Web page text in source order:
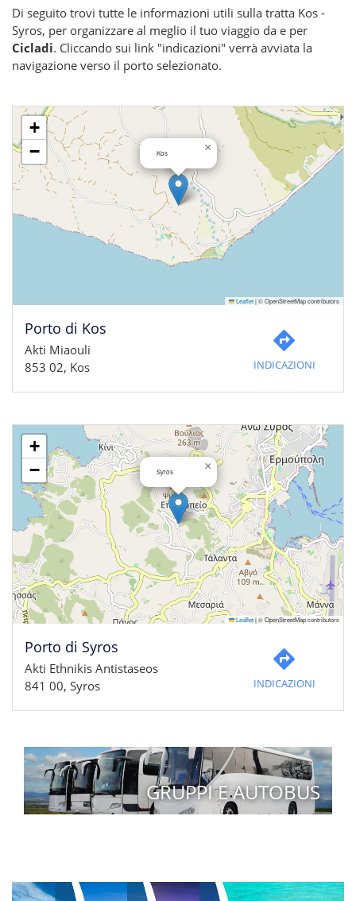
Di seguito trovi tutte le informazioni utili sulla tratta Kos -
Syros, per organizzare al meglio il tuo viaggio da e per
Cicladi. Cliccando sui link "indicazioni" verrà avviata la
navigazione verso il porto selezionato.
Kos ×
+
−
Leaflet|© OpenStreetMap contributors
Porto di Kos
Akti Miaouli
853 02, Kos
INDICAZIONI
Syros ×
+
−
Leaflet|© OpenStreetMap contributors
Porto di Syros
Akti Ethnikis Antistaseos
841 00, Syros
INDICAZIONI
GRUPPI E AUTOBUS